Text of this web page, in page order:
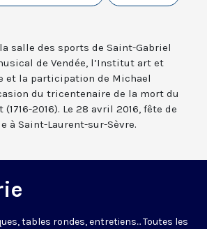
salle des sports de Saint-Gabriel
de Vendée, l’Institut art et
et la participation de Michael
du tricentenaire de la mort du
2016). Le 28 avril 2016, fête de
à Saint-Laurent-sur-Sèvre.
tables rondes, entretiens... Toutes les